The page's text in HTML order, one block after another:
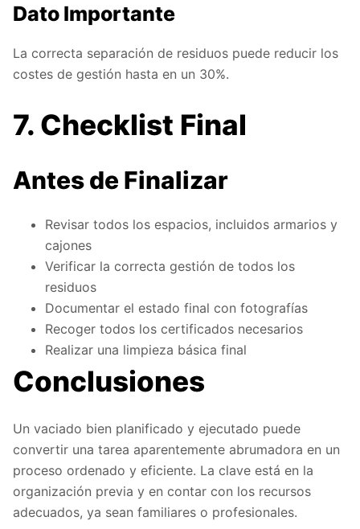
Dato Importante
La correcta separación de residuos puede reducir los
costes de gestión hasta en un 30%.
7. Checklist Final
Antes de Finalizar
Revisar todos los espacios, incluidos armarios y
cajones
Verificar la correcta gestión de todos los
residuos
Documentar el estado final con fotografías
Recoger todos los certificados necesarios
Realizar una limpieza básica final
Conclusiones
Un vaciado bien planificado y ejecutado puede
convertir una tarea aparentemente abrumadora en un
proceso ordenado y eficiente. La clave está en la
organización previa y en contar con los recursos
adecuados, ya sean familiares o profesionales.